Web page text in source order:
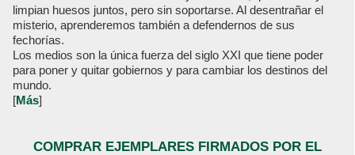
limpian huesos juntos, pero sin soportarse. Al desentrañar el
misterio, aprenderemos también a defendernos de sus
fechorías.
Los medios son la única fuerza del siglo XXI que tiene poder
para poner y quitar gobiernos y para cambiar los destinos del
mundo.
[Más]
COMPRAR EJEMPLARES FIRMADOS POR EL